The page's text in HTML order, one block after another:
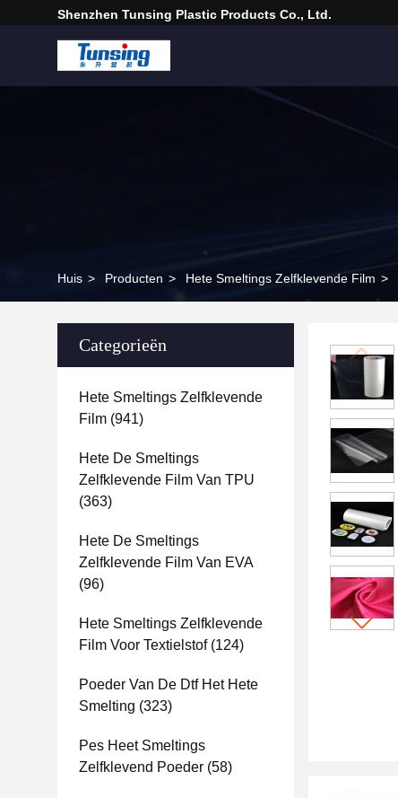
Shenzhen Tunsing Plastic Products Co., Ltd.
Huis > Producten > Hete Smeltings Zelfklevende Film >
Categorieën
Hete Smeltings Zelfklevende
Film (941)
Hete De Smeltings
Zelfklevende Film Van TPU
(363)
Hete De Smeltings
Zelfklevende Film Van EVA
(96)
Hete Smeltings Zelfklevende
Film Voor Textielstof(124)
Poeder Van De Dtf Het Hete
Smelting (323)
Pes Heet Smeltings
Zelfklevend Poeder (58)